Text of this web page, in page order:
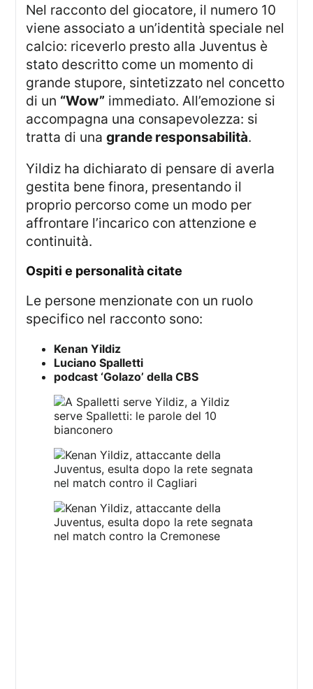
Nel racconto del giocatore, il numero 10
viene associato a un’identità speciale nel
calcio: riceverlo presto alla Juventus è
stato descritto come un momento di
grande stupore, sintetizzato nel concetto
di un “Wow” immediato. All’emozione si
accompagna una consapevolezza: si
tratta di unagrande responsabilità.
Yildiz ha dichiarato di pensare di averla
gestita bene finora, presentando il
proprio percorso come un modo per
affrontare l’incarico con attenzione e
continuità.
ospiti e personalità citate
Le persone menzionate con un ruolo
specifico nel racconto sono:
Kenan Yildiz
Luciano Spalletti
podcast ‘Golazo’ della CBS